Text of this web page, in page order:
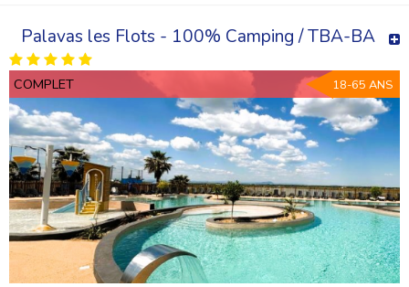
Palavas les Flots - 100% Camping / TBA-BA
COMPLET 18-65 ANS